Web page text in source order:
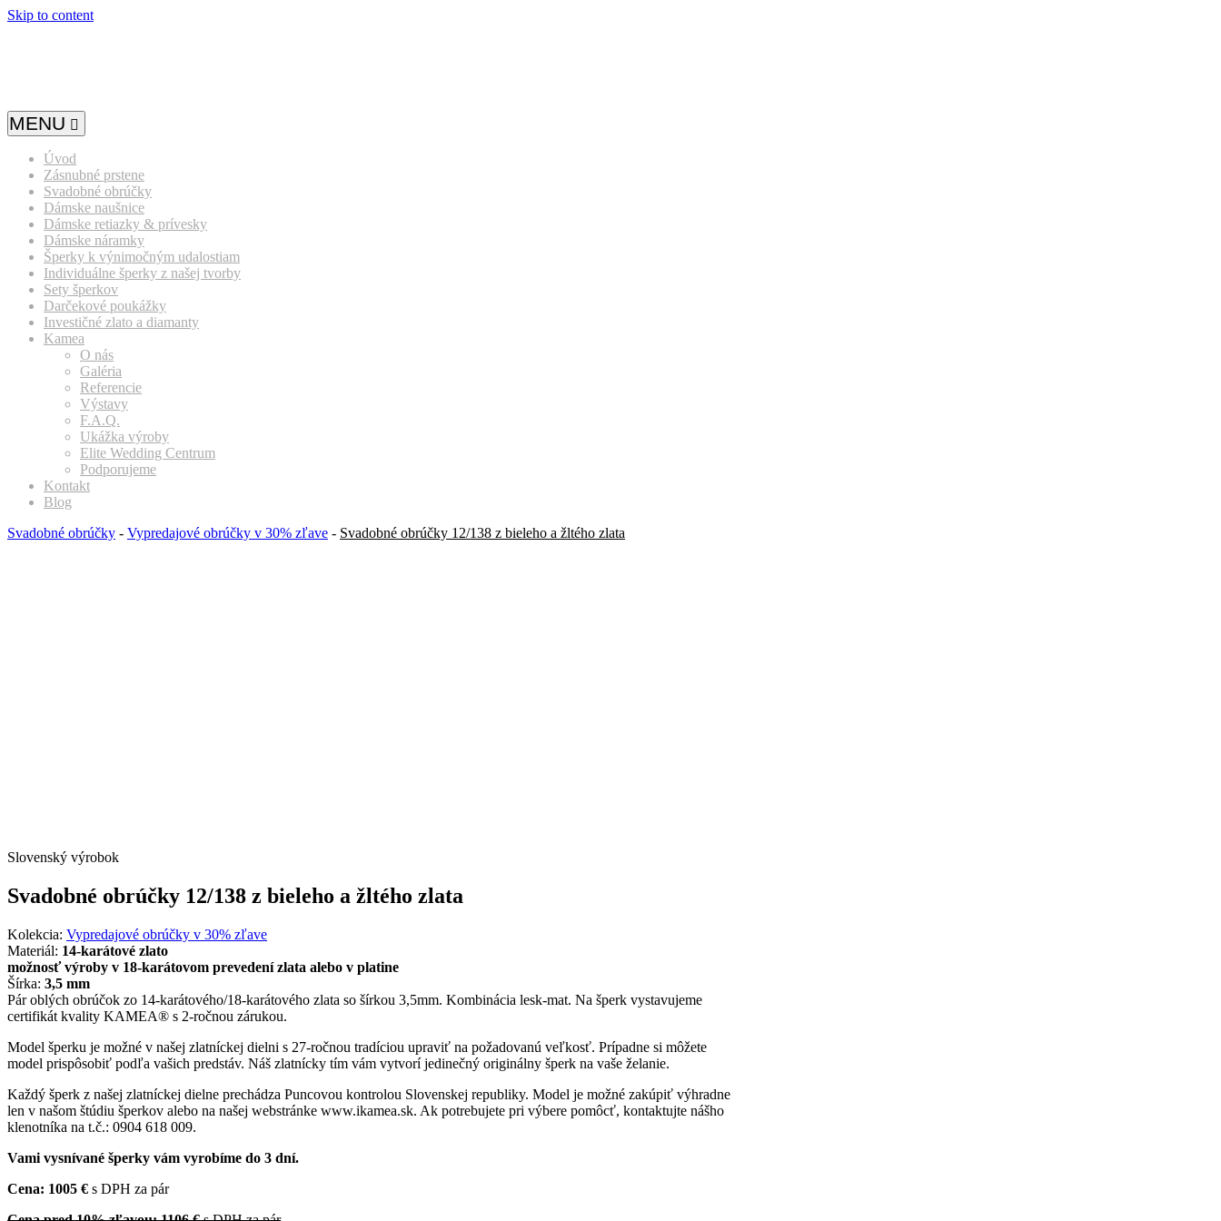
Skip to content
MENU
Úvod
Zásnubné prstene
Svadobné obrúčky
Dámske naušnice
Dámske retiazky & prívesky
Dámske náramky
Šperky k výnimočným udalostiam
Individuálne šperky z našej tvorby
Sety šperkov
Darčekové poukážky
Investičné zlato a diamanty
Kamea
O nás
Galéria
Referencie
Výstavy
F.A.Q.
Ukážka výroby
Elite Wedding Centrum
Podporujeme
Kontakt
Blog
Svadobné obrúčky - Vypredajové obrúčky v 30% zľave - Svadobné obrúčky 12/138 z bieleho a žltého zlata
Slovenský výrobok
Svadobné obrúčky 12/138 z bieleho a žltého zlata
Kolekcia: Vypredajové obrúčky v 30% zľave
Materiál: 14-karátové zlato
možnosť výroby v 18-karátovom prevedení zlata alebo v platine
Šírka: 3,5 mm
Pár oblých obrúčok zo 14-karátového/18-karátového zlata so šírkou 3,5mm. Kombinácia lesk-mat. Na šperk vystavujeme
certifikát kvality KAMEA® s 2-ročnou zárukou.
Model šperku je možné v našej zlatníckej dielni s 27-ročnou tradíciou upraviť na požadovanú veľkosť. Prípadne si môžete
model prispôsobiť podľa vašich predstáv. Náš zlatnícky tím vám vytvorí jedinečný originálny šperk na vaše želanie.
Každý šperk z našej zlatníckej dielne prechádza Puncovou kontrolou Slovenskej republiky. Model je možné zakúpiť výhradne
len v našom štúdiu šperkov alebo na našej webstránke www.ikamea.sk. Ak potrebujete pri výbere pomôcť, kontaktujte nášho
klenotníka na t.č.: 0904 618 009.
Vami vysnívané šperky vám vyrobíme do 3 dní.
Cena: 1005 € s DPH za pár